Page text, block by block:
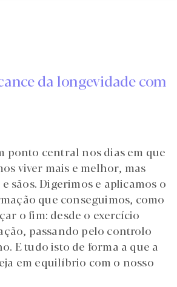
da longevidade com
ponto central nos dias em que
viver mais e melhor, mas
sãos. Digerimos e aplicamos o
que conseguimos, como
o fim: desde o exercício
passando pelo controlo
E tudo isto de forma a que a
em equilíbrio com o nosso